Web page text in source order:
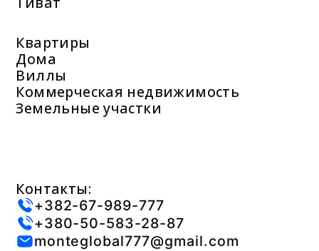
Квартиры
Дома
Виллы
Коммерческая недвижимость
Земельные участки
Контакты:
+382-67-989-777
+380-50-583-28-87
monteglobal777@gmail.com